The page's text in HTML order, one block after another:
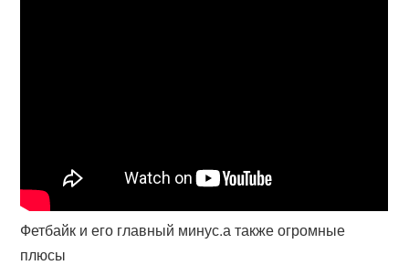
Фетбайк и его главный минус.а также огромные
плюсы